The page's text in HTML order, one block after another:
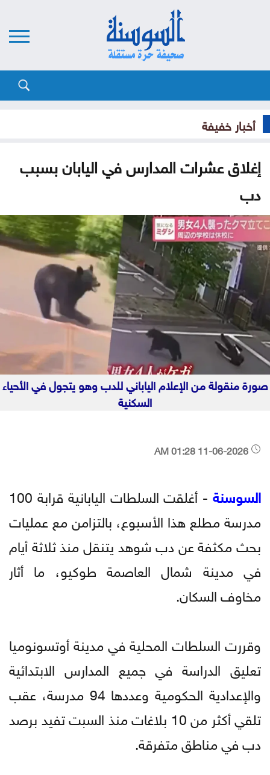
أخبار خفيفة
إغلاق عشرات المدارس في اليابان بسبب
دب
صورة منقولة من الإعلام الياباني للدب وهو يتجول في الأحياء
السكنية
السوسنة
- أغلقت السلطات اليابانية قرابة 100
مدرسة مطلع هذا الأسبوع، بالتزامن مع عمليات
بحث مكثفة عن دب شوهد يتنقل منذ ثلاثة أيام
في مدينة شمال العاصمة طوكيو، ما أثار
مخاوف السكان.
وقررت السلطات المحلية في مدينة أوتسونوميا
تعليق الدراسة في جميع المدارس الابتدائية
والإعدادية الحكومية وعددها 94 مدرسة، عقب
تلقي أكثر من 10 بلاغات منذ السبت تفيد برصد
دب في مناطق متفرقة.